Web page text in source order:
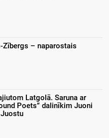
Zībergs – naparostais
Latgolā. Saruna ar
Poets” dalinīkim Juoni